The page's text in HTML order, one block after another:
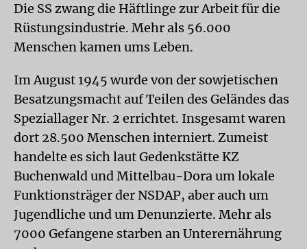
Die SS zwang die Häftlinge zur Arbeit für die
Rüstungsindustrie. Mehr als 56.000
Menschen kamen ums Leben.
Im August 1945 wurde von der sowjetischen
Besatzungsmacht auf Teilen des Geländes das
Speziallager Nr. 2 errichtet. Insgesamt waren
dort 28.500 Menschen interniert. Zumeist
handelte es sich laut Gedenkstätte KZ
Buchenwald und Mittelbau-Dora um lokale
Funktionsträger der NSDAP, aber auch um
Jugendliche und um Denunzierte. Mehr als
7000 Gefangene starben an Unterernährung